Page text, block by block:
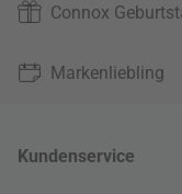
Connox
Markenliebling
Kundenservice